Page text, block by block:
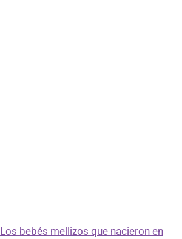
Los bebés mellizos que nacieron en